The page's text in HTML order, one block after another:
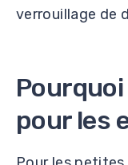
verrouillage de
pour les